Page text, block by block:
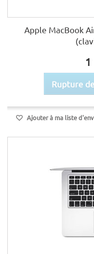
Apple MacBook
1
Rupture
Ajouter à ma liste